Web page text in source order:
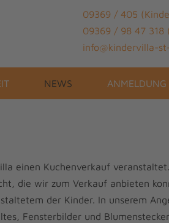
09369 / 405
09369 / 98 47 318
info@kindervilla-
NEWS ANMELDUNG
einen Kuchenverkauf
die wir zum Verkauf anbieten
der Kinder. In unserem
Fensterbilder und